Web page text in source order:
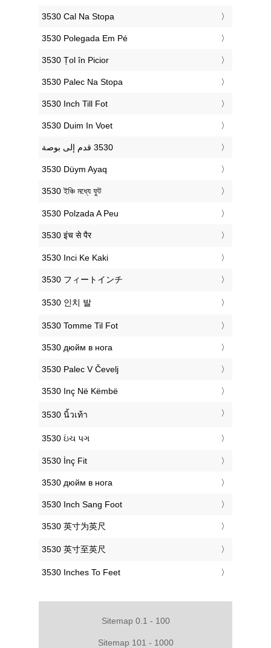
‎3530 Cal Na Stopa
‎3530 Polegada Em Pé
‎3530 Țol în Picior
‎3530 Palec Na Stopa
‎3530 Inch Till Fot
‎3530 Duim In Voet
‎3530 Düym Ayaq
‎3530 ইঞ্চি মধ্যে ফুট
‎3530 Polzada A Peu
‎3530 इंच से पैर
‎3530 Inci Ke Kaki
‎3530 フィートインチ
‎3530 인치 발
‎3530 Tomme Til Fot
‎3530 дюйм в нога
‎3530 Palec V Čevelj
‎3530 Inç Në Këmbë
‎3530 นิ้วเท้า
‎3530 ઇંચ પગ
‎3530 İnç Fit
‎3530 дюйм в нога
‎3530 Inch Sang Foot
‎3530 英寸为英尺
‎3530 英寸至英尺
‎3530 Inches To Feet
Sitemap 0.1 - 100
Sitemap 101 - 1000